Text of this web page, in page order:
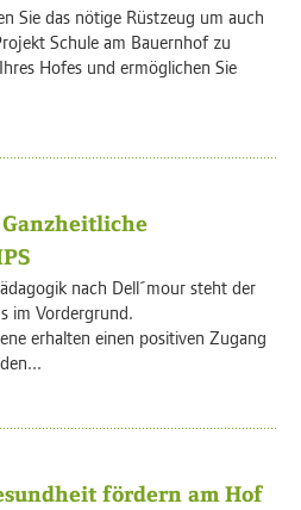
Sie das nötige Rüstzeug um auch
Schule am Bauernhof zu
Hofes und ermöglichen Sie
nach Dell´mour steht der
im Vordergrund.
erhalten einen positiven Zugang
fördern am Hof